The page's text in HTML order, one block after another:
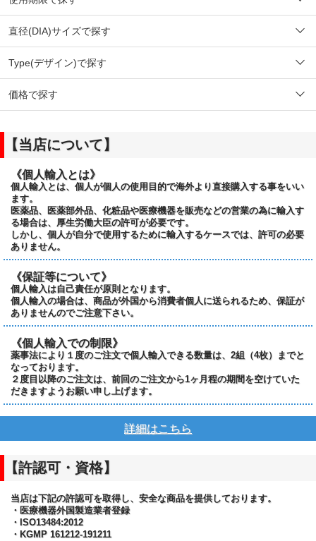
直径(DIA)サイズで探す
Type(デザイン)で探す
価格で探す
【当店について】
《個人輸入とは》
個人輸入とは、個人が個人の使用目的で海外より直接購入する事をいい
ます。
医薬品、医薬部外品、化粧品や医療機器を販売などの営業の為に輸入す
る場合は、厚生労働大臣の許可が必要です。
しかし、個人が自分で使用するために輸入するケースでは、許可の必要
ありません。
《保証等について》
個人輸入は自己責任が原則となります。
個人輸入の場合は、商品が外国から消費者個人に送られるため、保証が
ありませんのでご注意下さい。
《個人輸入での制限》
薬事法により１度のご注文で個人輸入できる数量は、2組（4枚）までと
なっております。
２度目以降のご注文は、前回のご注文から1ヶ月程の期間を空けていた
だきますようお願い申し上げます。
詳細はこちら
【許認可・資格】
当店は下記の許認可を取得し、安全な商品を提供しております。
・医療機器外国製造業者登録
・ISO13484:2012
・KGMP 161212-191211